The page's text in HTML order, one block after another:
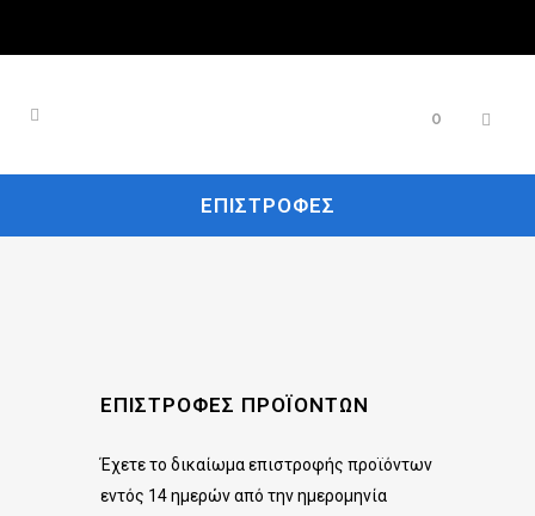
0
ΕΠΙΣΤΡΟΦΈΣ
ΕΠΙΣΤΡΟΦΈΣ ΠΡΟΪΌΝΤΩΝ
Έχετε το δικαίωμα επιστροφής προϊόντων
εντός 14 ημερών από την ημερομηνία